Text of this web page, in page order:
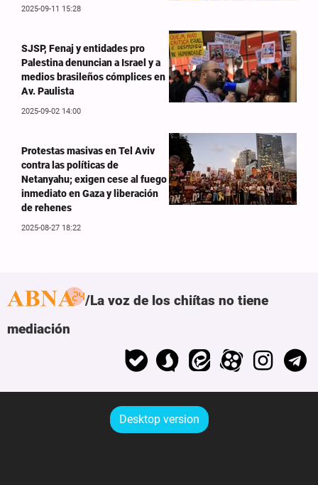
2025-09-11 15:28
SJSP, Fenaj y entidades pro
Palestina denuncian a Israel y a
medios brasileños cómplices en
Av. Paulista
2025-09-02 14:00
Protestas masivas en Tel Aviv
contra las políticas de
Netanyahu; exigen cese al fuego
inmediato en Gaza y liberación
de rehenes
2025-08-27 18:22
La voz de los chiítas no tiene
mediación
Desktop version